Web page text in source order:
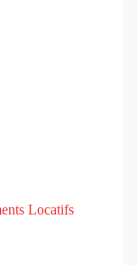
Locatifs